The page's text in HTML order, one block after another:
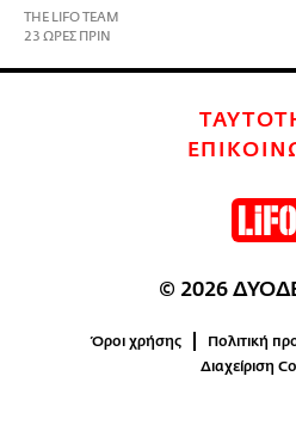
THE LIFO TEAM
23 ΩΡΕΣ ΠΡΙΝ
© 2026
Όροι χρήσης
Πολιτική
Διαχείριση